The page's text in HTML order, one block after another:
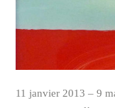
11 janvier 2013 – 9